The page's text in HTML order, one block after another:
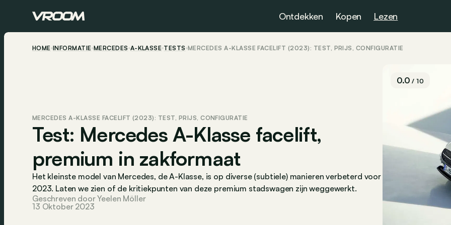
Ontdekken Kopen Lezen
HOME INFORMATIE MERCEDES A-KLASSE TESTS MERCEDES A-KLASSE FACELIFT (2023): TEST, PRIJS, CONFIGURATIE
MERCEDES A-KLASSE FACELIFT (2023): TEST, PRIJS, CONFIGURATIE
Test: Mercedes A-Klasse facelift,
premium in zakformaat
Het kleinste model van Mercedes, de A-Klasse, is op diverse (subtiele) manieren verbeterd voor
2023. Laten we zien of de kritiekpunten van deze premium stadswagen zijn weggewerkt.
Geschreven door Yeelen Möller
13 Oktober 2023
0.0/ 10